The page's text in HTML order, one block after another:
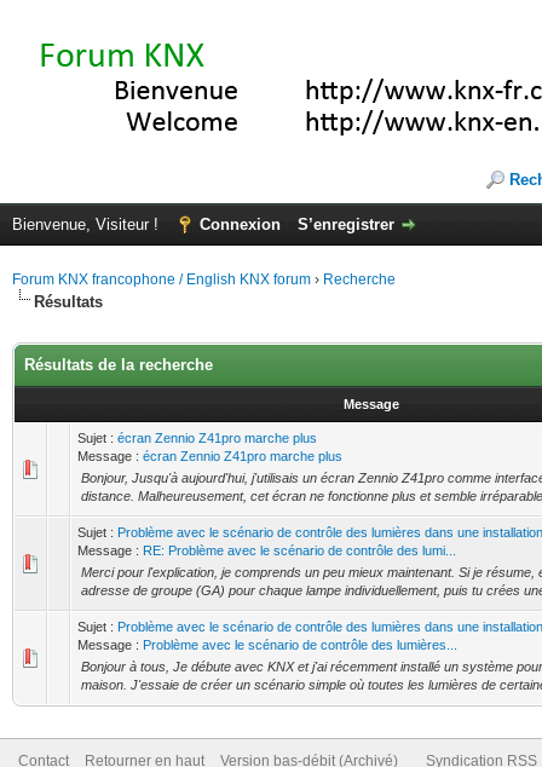
Bienvenue, Visiteur ! Connexion S’enregistrer
Forum KNX francophone / English KNX forum › Recherche
Résultats
Résultats de la recherche
Message
Sujet : écran Zennio Z41pro marche plus
Message : écran Zennio Z41pro marche plus
Bonjour, Jusqu'à aujourd'hui, j'utilisais un écran Zennio Z41pro comme
distance. Malheureusement, cet écran ne fonctionne plus et semble
Sujet : Problème avec le scénario de contrôle des lumières dans une
Message : RE: Problème avec le scénario de contrôle des lumi...
Merci pour l'explication, je comprends un peu mieux maintenant. Si je résume,
adresse de groupe (GA) pour chaque lampe individuellement, puis tu crées
Sujet : Problème avec le scénario de contrôle des lumières dans une
Message : Problème avec le scénario de contrôle des lumières...
Bonjour à tous, Je débute avec KNX et j'ai récemment installé un système
maison. J'essaie de créer un scénario simple où toutes les lumières de
Contact Retourner en haut Version bas-débit (Archivé) Syndication RSS